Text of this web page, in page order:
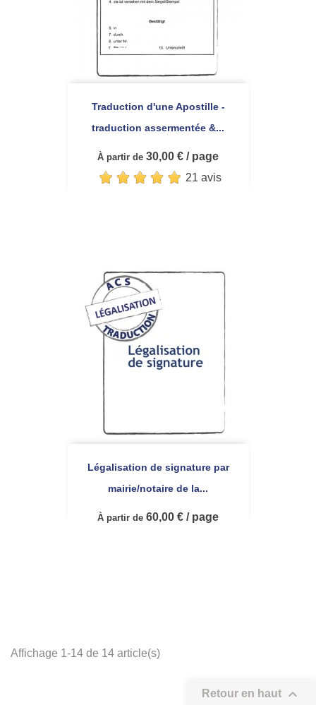
Traduction d'une Apostille -
traduction assermentée &...
À partir de 30,00 € / page
21 avis
Légalisation de signature par
mairie/notaire de la...
À partir de 60,00 € / page
Affichage 1-14 de 14 article(s)
Retour en haut 